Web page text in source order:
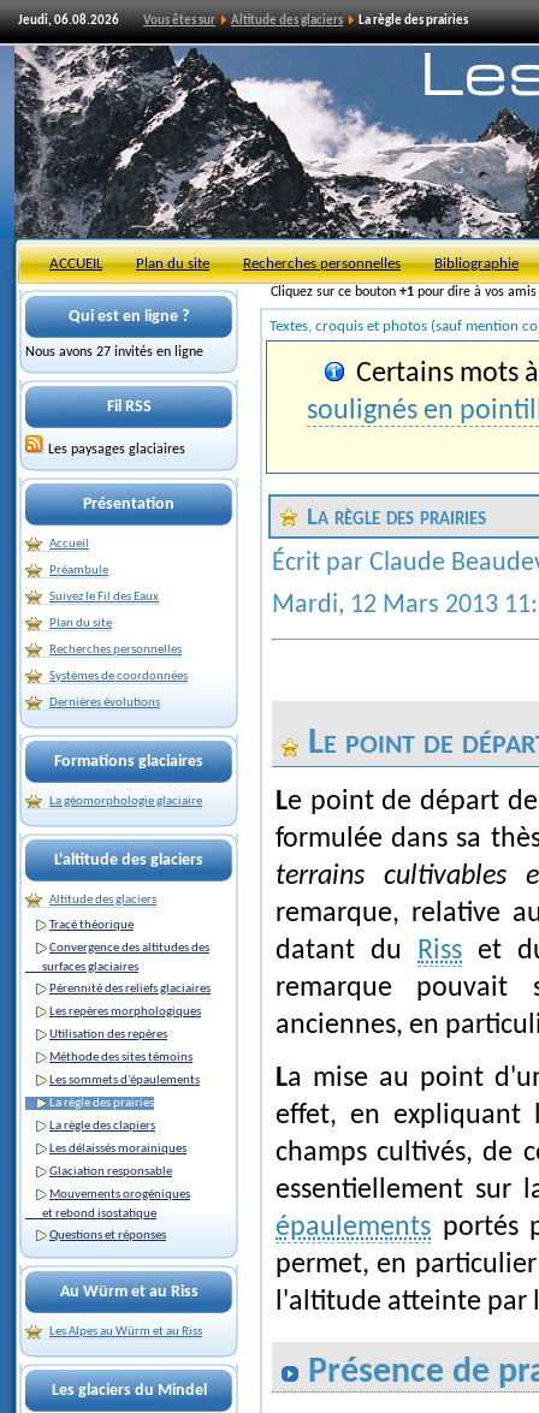
Jeudi, 06.08.2026 Vous êtes sur Altitude des glaciers La règle des prairies
ACCUEIL Plan du site Recherches personnelles Bibliographie
Cliquez sur ce bouton +1 pour dire à vos
Qui est en ligne ?
Nous avons 27 invités en ligne
Fil RSS
Les paysages glaciaires
Présentation
Accueil
Préambule
Suivez le Fil des Eaux
Plan du site
Recherches personnelles
Systèmes de coordonnées
Dernières évolutions
Formations glaciaires
La géomorphologie glaciaire
L'altitude des glaciers
Altitude des glaciers
Tracé théorique
Convergence des altitudes des
surfaces glaciaires
Pérennité des reliefs glaciaires
Les repères morphologiques
Utilisation des repères
Méthode des sites témoins
Les sommets d'épaulements
La règle des prairies
La règle des clapiers
Les délaissés morainiques
Glaciation responsable
Mouvements orogéniques
et rebond isostatique
Questions et réponses
Au Würm et au Riss
Les Alpes au Würm et au Riss
Les glaciers du Mindel
Textes, croquis et photos (sauf mention
Certains mots
soulignés en
La règle des prairies
Écrit par Claude
Mardi, 12 Mars 2013
Le point de
Le point de départ
formulée dans sa
terrains cultivables
remarque, relative
datant du Riss et
remarque pouvait
anciennes, en
La mise au point d'une méthode basée sur cette remarque permet en
effet, en expliquant
champs cultivés, de
essentiellement sur
épaulements portés
permet, en
l'altitude atteinte par
Présence de